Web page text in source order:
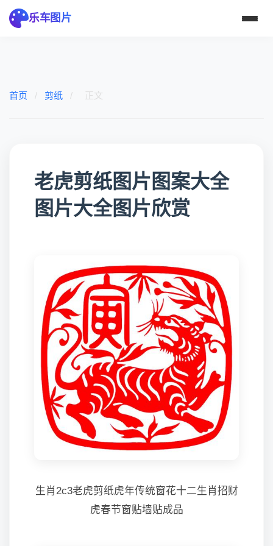
乐车图片
首页 / 剪纸 / 正文
老虎剪纸图片图案大全
图片大全图片欣赏
生肖2c3老虎剪纸虎年传统窗花十二生肖招财
虎春节窗贴墙贴成品